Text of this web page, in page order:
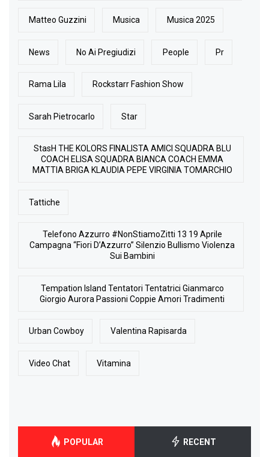
Matteo Guzzini Musica Musica 2025
News No Ai Pregiudizi People Pr
Rama Lila Rockstarr Fashion Show
Sarah Pietrocarlo Star
StasH THE KOLORS FINALISTA AMICI SQUADRA BLU
COACH ELISA SQUADRA BIANCA COACH EMMA
MATTIA BRIGA KLAUDIA PEPE VIRGINIA TOMARCHIO
Tattiche
Telefono Azzurro #NonStiamoZitti 13 19 Aprile
Campagna “Fiori D’Azzurro” Silenzio Bullismo Violenza
Sui Bambini
Tempation Island Tentatori Tentatrici Gianmarco
Giorgio Aurora Passioni Coppie Amori Tradimenti
Urban Cowboy Valentina Rapisarda
Video Chat Vitamina
POPULAR RECENT